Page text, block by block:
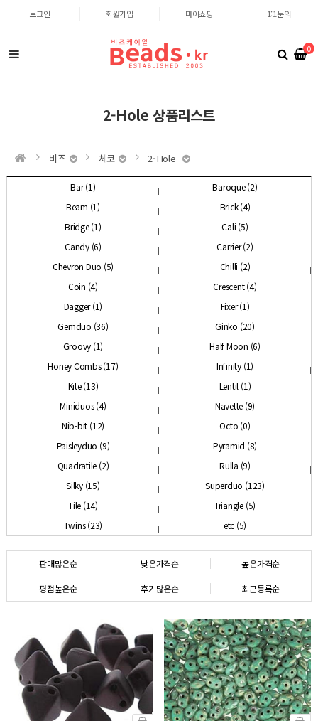
로그인 회원가입 마이쇼핑 1:1문의
0
2-Hole 상품리스트
비즈 체코 2-Hole
Bar (1)
Baroque (2)
Beam (1)
Brick (4)
Bridge (1)
Cali (5)
Candy (6)
Carrier (2)
Chevron Duo (5)
Chilli (2)
Coin (4)
Crescent (4)
Dagger (1)
Fixer (1)
Gemduo (36)
Ginko (20)
Groovy (1)
Half Moon (6)
Honey Combs (17)
Infinity (1)
Kite (13)
Lentil (1)
Miniduos (4)
Navette (9)
Nib-bit (12)
Octo (0)
Paisleyduo (9)
Pyramid (8)
Quadratile (2)
Rulla (9)
Silky (15)
Superduo (123)
Tile (14)
Triangle (5)
Twins (23)
etc (5)
판매많은순 낮은가격순 높은가격순
평점높은순 후기많은순 최근등록순